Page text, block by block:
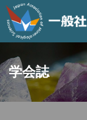
学会誌